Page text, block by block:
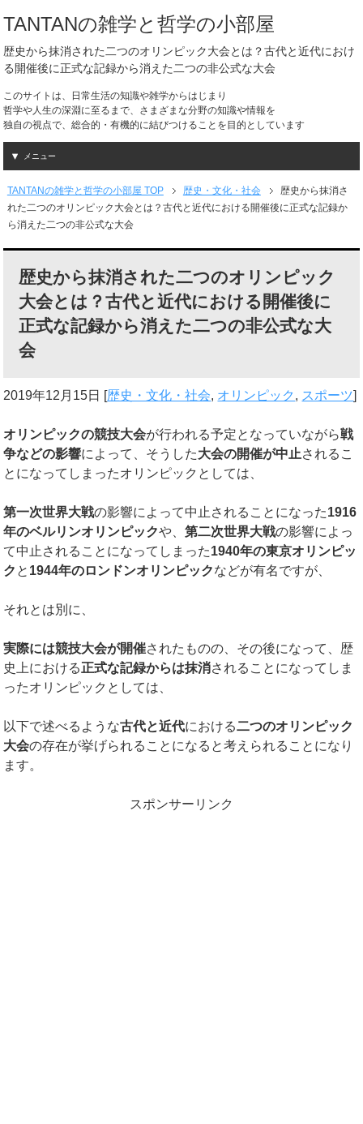
TANTANの雑学と哲学の小部屋
歴史から抹消された二つのオリンピック大会とは？古代と近代におけ
る開催後に正式な記録から消えた二つの非公式な大会
このサイトは、日常生活の知識や雑学からはじまり
哲学や人生の深淵に至るまで、さまざまな分野の知識や情報を
独自の視点で、総合的・有機的に結びつけることを目的としています
メニュー
TANTANの雑学と哲学の小部屋 TOP 歴史・文化・社会
歴史から抹消さ
れた二つのオリンピック大会とは？古代と近代における開催後に正式な記録か
ら消えた二つの非公式な大会
歴史から抹消された二つのオリンピック
大会とは？古代と近代における開催後に
正式な記録から消えた二つの非公式な大
会
2019年12月15日 [歴史・文化・社会, オリンピック , スポーツ]
オリンピックの競技大会が行われる予定となっていながら戦
争などの影響によって、そうした大会の開催が中止されるこ
とになってしまったオリンピックとしては、
第一次世界大戦の影響によって中止されることになった1916
年のベルリンオリンピックや、第二次世界大戦の影響によっ
て中止されることになってしまった1940年の東京オリンピッ
ク と 1944年のロンドンオリンピックなどが有名ですが、
それとは別に、
実際には競技大会が開催されたものの、その後になって、歴
史上における正式な記録からは抹消されることになってしま
ったオリンピックとしては、
以下で述べるような古代と近代における二つのオリンピック
大会の存在が挙げられることになると考えられることになり
ます。
スポンサーリンク